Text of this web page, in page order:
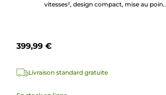
vitesses², design compact, mise au point
399,99 €
Livraison standard gratuite